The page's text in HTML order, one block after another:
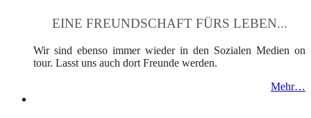
EINE FREUNDSCHAFT FÜRS LEBEN...
Wir sind ebenso immer wieder in den Sozialen Medien on
tour. Lasst uns auch dort Freunde werden.
Mehr…